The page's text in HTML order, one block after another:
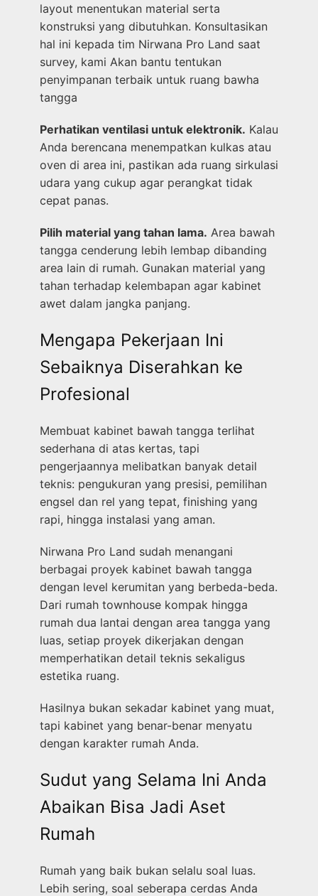
layout menentukan material serta
konstruksi yang dibutuhkan. Konsultasikan
hal ini kepada tim Nirwana Pro Land saat
survey, kami Akan bantu tentukan
penyimpanan terbaik untuk ruang bawha
tangga
Perhatikan ventilasi untuk elektronik. Kalau
Anda berencana menempatkan kulkas atau
oven di area ini, pastikan ada ruang sirkulasi
udara yang cukup agar perangkat tidak
cepat panas.
Pilih material yang tahan lama. Area bawah
tangga cenderung lebih lembap dibanding
area lain di rumah. Gunakan material yang
tahan terhadap kelembapan agar kabinet
awet dalam jangka panjang.
Mengapa Pekerjaan Ini
Sebaiknya Diserahkan ke
Profesional
Membuat kabinet bawah tangga terlihat
sederhana di atas kertas, tapi
pengerjaannya melibatkan banyak detail
teknis: pengukuran yang presisi, pemilihan
engsel dan rel yang tepat, finishing yang
rapi, hingga instalasi yang aman.
Nirwana Pro Land sudah menangani
berbagai proyek kabinet bawah tangga
dengan level kerumitan yang berbeda-beda.
Dari rumah townhouse kompak hingga
rumah dua lantai dengan area tangga yang
luas, setiap proyek dikerjakan dengan
memperhatikan detail teknis sekaligus
estetika ruang.
Hasilnya bukan sekadar kabinet yang muat,
tapi kabinet yang benar-benar menyatu
dengan karakter rumah Anda.
Sudut yang Selama Ini Anda
Abaikan Bisa Jadi Aset
Rumah
Rumah yang baik bukan selalu soal luas.
Lebih sering, soal seberapa cerdas Anda